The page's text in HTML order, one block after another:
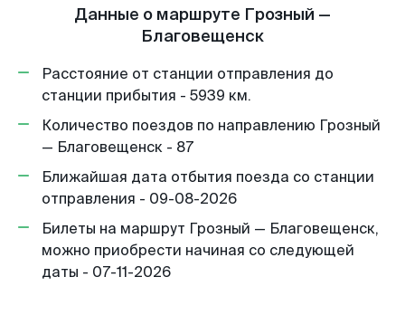
Данные о маршруте Грозный —
Благовещенск
Расстояние от станции отправления до
станции прибытия - 5939 км.
Количество поездов по направлению Грозный
— Благовещенск - 87
Ближайшая дата отбытия поезда со станции
отправления - 09-08-2026
Билеты на маршрут Грозный — Благовещенск,
можно приобрести начиная со следующей
даты - 07-11-2026